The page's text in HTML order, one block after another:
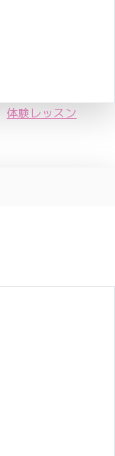
体験レッスン